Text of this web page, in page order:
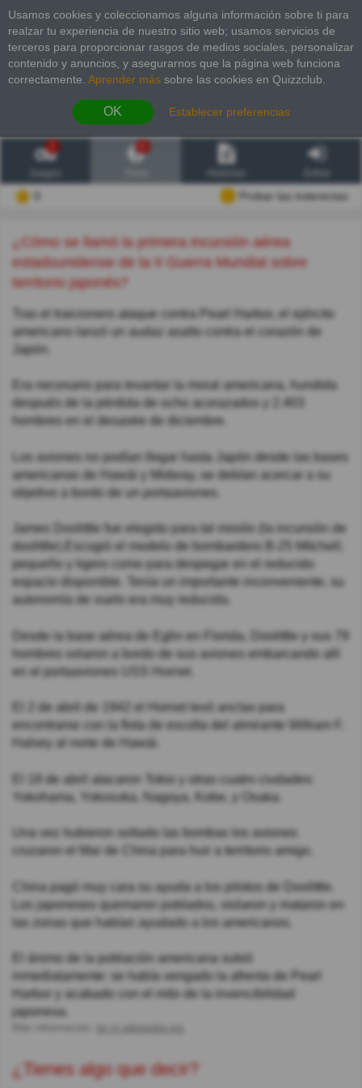
Usamos cookies y coleccionamos alguna información sobre ti para
realzar tu experiencia de nuestro sitio web; usamos servicios de
terceros para proporcionar rasgos de medios sociales, personalizar
contenido y anuncios, y asegurarnos que la página web funciona
correctamente. Aprender más sobre las cookies en Quizzclub.
OK Establecer preferencias
2
Probar las inderectas
¿Cómo se llamó la primera incursión aérea
estadounidense de la II Guerra Mundial sobre
territorio japonés?
Tras el traicionero ataque contra Pearl Harbor, el ejército
americano lanzó un audaz asalto contra el corazón de
Japón.
Era necesario para levantar la moral americana, hundida
después de la pérdida de ocho acorazados y 2.403
hombres en el desastre de diciembre.
Los aviones no podían llegar hasta Japón desde las bases
americanas de Hawái y Midway, se debían acercar a su
objetivo a bordo de un portaaviones.
James Doolittle fue elegido para tal misión (la incursión de
doolittle).Escogió el modelo de bombardero B-25 Mitchell;
pequeño y ligero como para despegar en el reducido
espacio disponible. Tenía un importante inconveniente, su
autonomía de vuelo era muy reducida.
Desde la base aérea de Eglin en Florida, Doolittle y sus 79
hombres volaron a bordo de sus aviones embarcando allí
en el portaaviones USS Hornet.
El 2 de abril de 1942 el Hornet levó anclas para
encontrarse con la flota de escolta del almirante William F.
Halsey al norte de Hawái.
El 18 de abril atacaron Tokio y otras cuatro ciudades:
Yokohama, Yokosuka, Nagoya, Kobe, y Osaka.
Una vez hubieron soltado las bombas los aviones
cruzaron el Mar de China para huir a territorio amigo.
China pagó muy cara su ayuda a los pilotos de Doolittle.
Los japoneses quemaron poblados, violaron y mataron en
las zonas que habían ayudado a los americanos.
El ánimo de la población americana subió
inmediatamente: se había vengado la afrenta de Pearl
Harbor y acabado con el mito de la invencibilidad
japonesa.
¿Tienes algo que decir?